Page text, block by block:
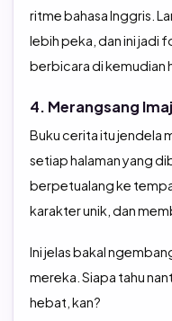
ritme bahasa Inggris.
lebih peka, dan ini jadi
berbicara di kemudian
4. Merangsang
Buku cerita itu jendela
setiap halaman yang
berpetualang ke
karakter unik, dan
Ini jelas bakal
mereka. Siapa tahu
hebat, kan?